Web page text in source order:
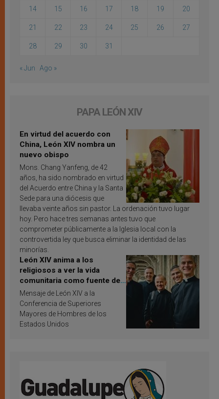
14 15 16 17 18 19 20
21 22 23 24 25 26 27
28 29 30 31
« Jun Ago »
PAPA LEÓN XIV
En virtud del acuerdo con
China, León XIV nombra un
nuevo obispo
Mons. Chang Yanfeng, de 42
años, ha sido nombrado en virtud
del Acuerdo entre China y la Santa
Sede para una diócesis que
llevaba veinte años sin pastor. La ordenación tuvo lugar
hoy. Pero hace tres semanas antes tuvo que
comprometer públicamente a la Iglesia local con la
controvertida ley que busca eliminar la identidad de las
minorías.
León XIV anima a los
religiosos a ver la vida
comunitaria como fuente de
inspiración y santificación
Mensaje de León XIV a la
Conferencia de Superiores
Mayores de Hombres de los
Estados Unidos